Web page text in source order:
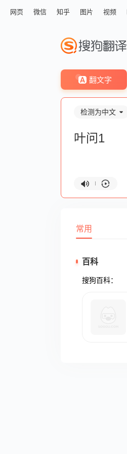
网页 微信 知乎 图片 视频
翻文字
检测为中文
常用
百科
搜狗百科：